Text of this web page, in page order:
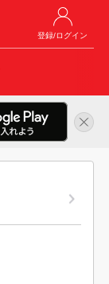
登録/ログイン